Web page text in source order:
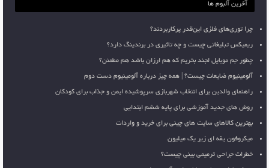
آخرین آلبوم ها
چرا توری‌های فلزی این‌قدر پرکاربردند؟
ریمیکس تبلیغاتی چیست و چه تاثیری در برندینگ دارد؟
چطور جم موبایل لجند بخریم که هم ارزان باشد هم مطمئن؟
آلومینیوم ضایعات چیست؟ | همه چیز درباره آلومینیوم دست دوم
راهنمای والدین برای انتخاب شهربازی سرپوشیده ایمن و جذاب برای کودکان
روش های جدید آموزشی برای پایه ششم ابتدایی
بهترین کالاهای سایت های چینی برای خرید و واردات
میکروفون یقه ای زیر یک میلیون
خطرات جراحی ترمیمی بینی چیست؟